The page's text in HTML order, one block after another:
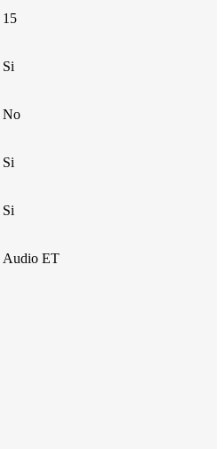
15
Si
No
Si
Si
Audio ET